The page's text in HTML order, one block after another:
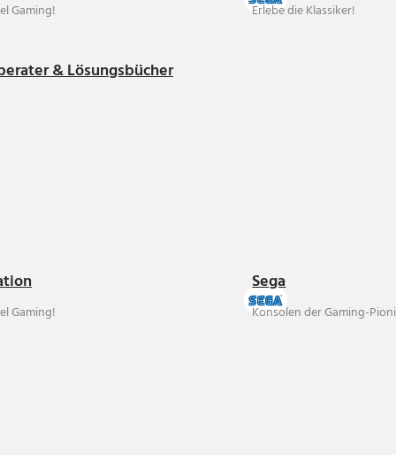
Gaming! Erlebe die Klassiker!
& Lösungsbücher
Gaming!
Sega
Konsolen der Gaming-